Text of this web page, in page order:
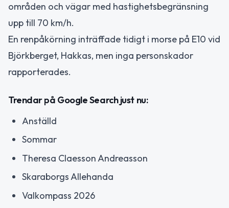
områden och vägar med hastighetsbegränsning
upp till 70 km/h.
En renpåkörning inträffade tidigt i morse på E10 vid
Björkberget, Hakkas, men inga personskador
rapporterades.
Trendar på Google Search just nu:
Anställd
Sommar
Theresa Claesson Andreasson
Skaraborgs Allehanda
Valkompass 2026